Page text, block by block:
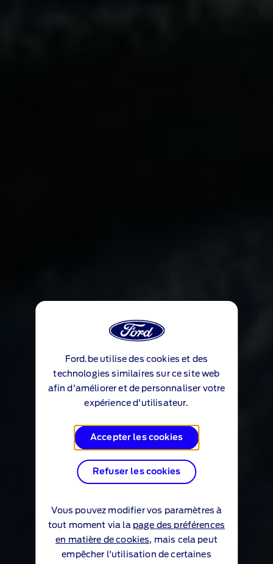
Ford.be utilise des cookies et des
technologies similaires sur ce site web
afin d'améliorer et de personnaliser votre
expérience d'utilisateur.
Accepter les cookies
Refuser les cookies
Vous pouvez modifier vos paramètres à
tout moment via la page des préférences
en matière de cookies, mais cela peut
empêcher l'utilisation de certaines